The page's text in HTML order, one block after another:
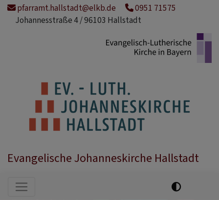
Direktpfarramt.hallstadt@elkb.de
0951 71575
Johannesstraße 4 / 96103 Hallstadt
Evangelische Johanneskirche Hallstadt
Hauptnavigation